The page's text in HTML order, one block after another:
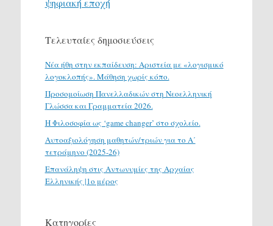
ψηφιακή εποχή
Τελευταίες δημοσιεύσεις
Νέα ήθη στην εκπαίδευση: Αριστεία με «λογισμικό
λογοκλοπής». Μάθηση χωρίς κόπο.
Προσομοίωση Πανελλαδικών στη Νεοελληνική
Γλώσσα και Γραμματεία 2026.
H Φιλοσοφία ως ‘game changer’ στο σχολείο.
Αυτοαξιολόγηση μαθητών/τριών για το Α΄
τετράμηνο (2025-26)
Επανάληψη στις Αντωνυμίες της Αρχαίας
Ελληνικής |1ο μέρος
Κατηγορίες